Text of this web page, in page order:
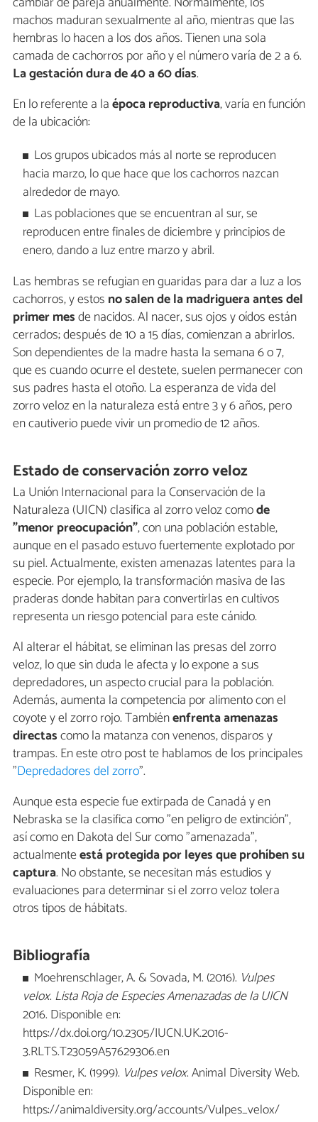
machos maduran sexualmente al año, mientras que las
hembras lo hacen a los dos años. Tienen una sola
camada de cachorros por año y el número varía de 2 a 6.
La gestación dura de 40 a 60 días.
En lo referente a laépoca reproductiva, varía en función
de la ubicación:
Los grupos ubicados más al norte se reproducen
hacia marzo, lo que hace que los cachorros nazcan
alrededor de mayo.
Las poblaciones que se encuentran al sur, se
reproducen entre finales de diciembre y principios de
enero, dando a luz entre marzo y abril.
Las hembras se refugian en guaridas para dar a luz a los
cachorros, y estos no salen de la madriguera antes del
primer mesde nacidos. Al nacer, sus ojos y oídos están
cerrados; después de 10 a 15 días, comienzan a abrirlos.
Son dependientes de la madre hasta la semana 6 o 7,
que es cuando ocurre el destete, suelen permanecer con
sus padres hasta el otoño. La esperanza de vida del
zorro veloz en la naturaleza está entre 3 y 6 años, pero
en cautiverio puede vivir un promedio de 12 años.
Estado de conservación zorro veloz
La Unión Internacional para la Conservación de la
Naturaleza (UICN) clasifica al zorro veloz comode
"menor preocupación", con una población estable,
aunque en el pasado estuvo fuertemente explotado por
su piel. Actualmente, existen amenazas latentes para la
especie. Por ejemplo, la transformación masiva de las
praderas donde habitan para convertirlas en cultivos
representa un riesgo potencial para este cánido.
Al alterar el hábitat, se eliminan las presas del zorro
veloz, lo que sin duda le afecta y lo expone a sus
depredadores, un aspecto crucial para la población.
Además, aumenta la competencia por alimento con el
coyote y el zorro rojo. Tambiénenfrenta amenazas
directascomo la matanza con venenos, disparos y
trampas. En este otro post te hablamos de los principales
"Depredadores del zorro".
Aunque esta especie fue extirpada de Canadá y en
Nebraska se la clasifica como "en peligro de extinción",
así como en Dakota del Sur como "amenazada",
actualmenteestá protegida por leyes que prohíben su
captura. No obstante, se necesitan más estudios y
evaluaciones para determinar si el zorro veloz tolera
otros tipos de hábitats.
Bibliografía
Moehrenschlager, A. & Sovada, M. (2016). Vulpes
velox. Lista Roja de Especies Amenazadas de la UICN
2016. Disponible en:
https://dx.doi.org/10.2305/IUCN.UK.2016-
3.RLTS.T23059A57629306.en
Resmer, K. (1999). Vulpes velox. Animal Diversity Web.
Disponible en:
https://animaldiversity.org/accounts/Vulpes_velox/